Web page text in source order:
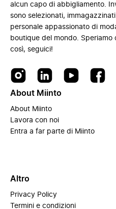
alcun capo di abbigliamento.
sono selezionati,
personale appassionato di
boutique del mondo.
così, seguici!
About Miinto
About Miinto
Lavora con noi
Entra a far parte di Miinto
Altro
Privacy Policy
Termini e condizioni